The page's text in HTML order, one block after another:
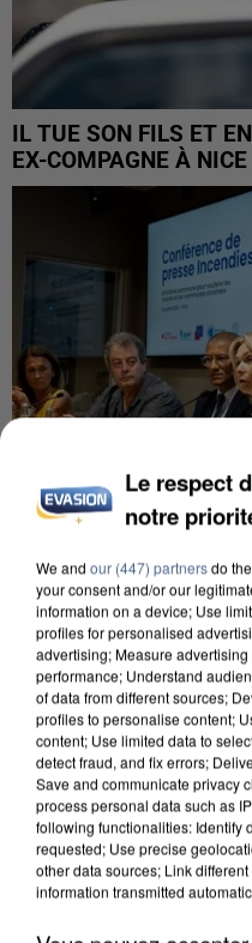
IL TUE SON FILS ET
EX-COMPAGNE À NICE
INCENDIES : L’ÎLE-DE-
DE SOLIDARITÉ AVEC
Le respect
notre
We and our (447) partnersdo
your consent and/or our
information on a device; Use
profiles for personalised
advertising; Measure
performance; Understand
of data from different sources;
profiles to personalise content;
content; Use limited data to
detect fraud, and fix errors;
Save and communicate privacy
process personal data such as
following functionalities: Identify
requested; Use precise
other data sources; Link
information transmitted